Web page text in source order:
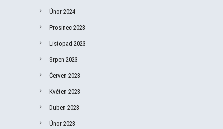
Únor 2024
Prosinec 2023
Listopad 2023
Srpen 2023
Červen 2023
Květen 2023
Duben 2023
Únor 2023